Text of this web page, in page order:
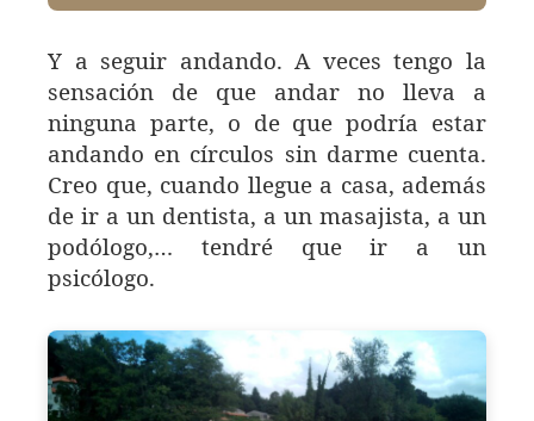
Y a seguir andando. A veces tengo la
sensación de que andar no lleva a
ninguna parte, o de que podría estar
andando en círculos sin darme cuenta.
Creo que, cuando llegue a casa, además
de ir a un dentista, a un masajista, a un
podólogo,… tendré que ir a un
psicólogo.